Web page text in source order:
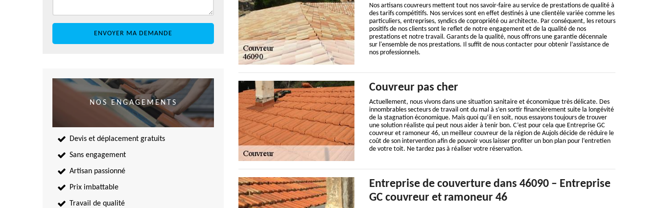
NOS ENGAGEMENTS
Devis et déplacement gratuits
Sans engagement
Artisan passionné
Prix imbattable
Travail de qualité
Nos artisans couvreurs mettent tout nos savoir-faire au service de prestations de qualité à
des tarifs compétitifs. Nos services sont en effet destinés à une clientèle variée comme les
particuliers, entreprises, syndics de copropriété ou architecte. Par conséquent, les retours
positifs de nos clients sont le reflet de notre engagement et de la qualité de nos
prestations et notre travail. Garants de la qualité, nous offrons une garantie décennale
sur l'ensemble de nos prestations. Il suffit de nous contacter pour obtenir l’assistance de
nos professionnels.
Couvreur pas cher
Actuellement, nous vivons dans une situation sanitaire et économique très délicate. Des
innombrables secteurs de travail ont du mal à s’en sortir financièrement suite la longévité
de la stagnation économique. Mais quoi qu’il en soit, nous essayons toujours de trouver
une solution réaliste qui peut nous aider à tenir bon. C’est pour cela que Entreprise GC
couvreur et ramoneur 46, un meilleur couvreur de la région de Aujols décide de réduire le
coût de son intervention afin de pouvoir vous laisser profiter un bon plan pour l’entretien
de votre toit. Ne tardez pas à réaliser votre réservation.
Entreprise de couverture dans 46090 – Entreprise
GC couvreur et ramoneur 46